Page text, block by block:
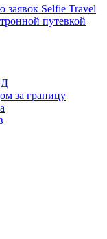
Selfie Travel
путевкой
за границу